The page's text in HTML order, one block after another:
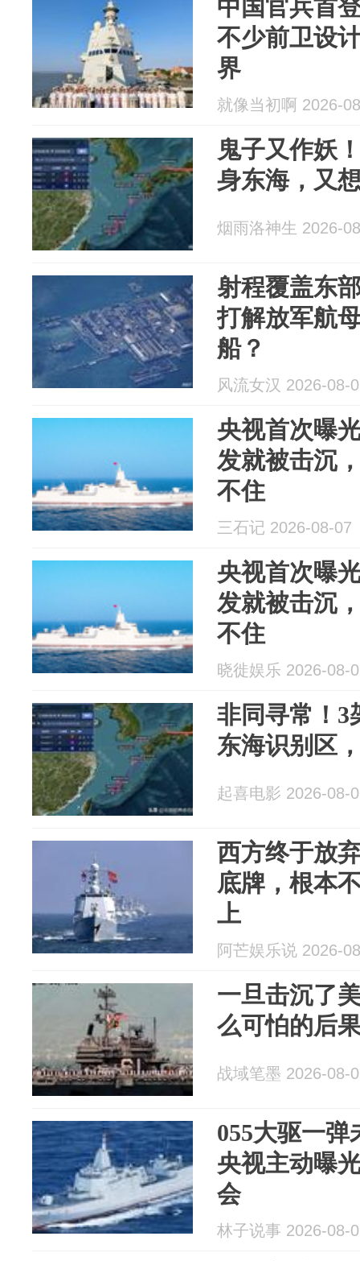
中国官兵首
不少前卫设
界
就像当初啊 2026-
鬼子又作妖
身东海，又
烟雨洛神生 2026-
射程覆盖东
打解放军航
船？
风流女汉 2026-08-
央视首次曝
发就被击沉
不住
三石记 2026-08-07
央视首次曝
发就被击沉
不住
晓徙娱乐 2026-08-
非同寻常！3
东海识别区
起喜电影 2026-08-
西方终于放
底牌，根本
上
阿芒娱乐说 2026-
一旦击沉了
么可怕的后
战域笔墨 2026-08-
055大驱一弹
央视主动曝
会
林子说事 2026-08-